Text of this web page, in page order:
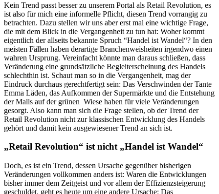
Kein Trend passt besser zu unserem Portal als Retail Revolution, es
ist also für mich eine informelle Pflicht, diesen Trend vorrangig zu
betrachten. Dazu stellen wir uns aber erst mal eine wichtige Frage,
die mit dem Blick in die Vergangenheit zu tun hat: Woher kommt
eigentlich der allseits bekannte Spruch “Handel ist Wandel“? In den
meisten Fällen haben derartige Branchenweisheiten irgendwo einen
wahren Ursprung. Vereinfacht könnte man daraus schließen, dass
Veränderung eine grundsätzliche Begleiterscheinung des Handels
schlechthin ist. Schaut man so in die Vergangenheit, mag der
Eindruck durchaus gerechtfertigt sein: Das Verschwinden der Tante
Emma Läden, das Aufkommen der Supermärkte und die Entstehung
der Malls auf der grünen Wiese haben für viele Veränderungen
gesorgt. Also kann man sich die Frage stellen, ob der Trend der
Retail Revolution nicht zur klassischen Entwicklung des Handels
gehört und damit kein ausgewiesener Trend an sich ist.
„Retail Revolution“ ist nicht „Handel ist Wandel“
Doch, es ist ein Trend, dessen Ursache gegenüber bisherigen
Veränderungen vollkommen anders ist: Waren die Entwicklungen
bisher immer dem Zeitgeist und vor allem der Effizienzsteigerung
geschuldet, geht es heute um eine andere Ursache: Das